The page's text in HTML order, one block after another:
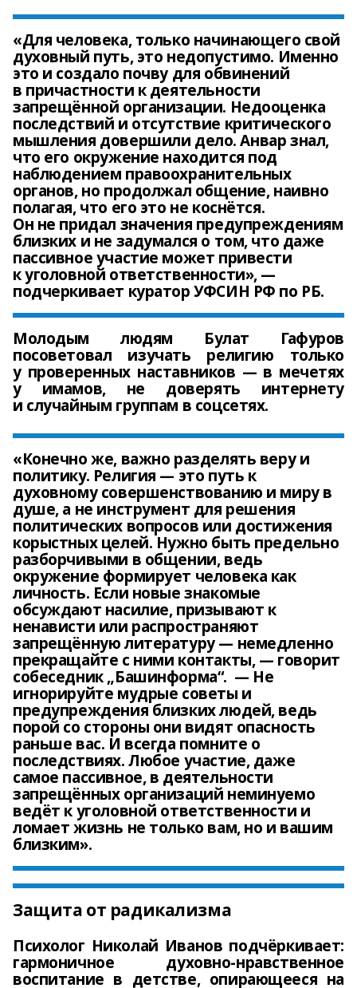
«Для человека, только начинающего свой
духовный путь, это недопустимо. Именно
это и создало почву для обвинений
в причастности к деятельности
запрещённой организации. Недооценка
последствий и отсутствие критического
мышления довершили дело. Анвар знал,
что его окружение находится под
наблюдением правоохранительных
органов, но продолжал общение, наивно
полагая, что его это не коснётся.
Он не придал значения предупреждениям
близких и не задумался о том, что даже
пассивное участие может привести
к уголовной ответственности», —
подчеркивает куратор УФСИН РФ по РБ.
Молодым людям Булат Гафуров
посоветовал изучать религию только
у проверенных наставников — в мечетях
у имамов, не доверять интернету
и случайным группам в соцсетях.
«Конечно же, важно разделять веру и
политику. Религия — это путь к
духовному совершенствованию и миру в
душе, а не инструмент для решения
политических вопросов или достижения
корыстных целей. Нужно быть предельно
разборчивыми в общении, ведь
окружение формирует человека как
личность. Если новые знакомые
обсуждают насилие, призывают к
ненависти или распространяют
запрещённую литературу — немедленно
прекращайте с ними контакты, — говорит
собеседник „Башинформа“. — Не
игнорируйте мудрые советы и
предупреждения близких людей, ведь
порой со стороны они видят опасность
раньше вас. И всегда помните о
последствиях. Любое участие, даже
самое пассивное, в деятельности
запрещённых организаций неминуемо
ведёт к уголовной ответственности и
ломает жизнь не только вам, но и вашим
близким».
Защита от радикализма
Психолог Николай Иванов подчёркивает:
гармоничное духовно-нравственное
воспитание в детстве, опирающееся на